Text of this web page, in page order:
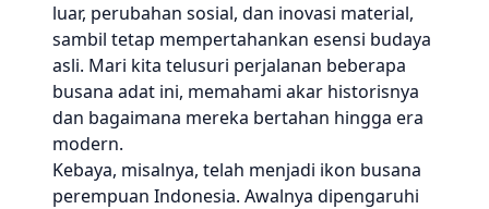
luar, perubahan sosial, dan inovasi material,
sambil tetap mempertahankan esensi budaya
asli. Mari kita telusuri perjalanan beberapa
busana adat ini, memahami akar historisnya
dan bagaimana mereka bertahan hingga era
modern.
Kebaya, misalnya, telah menjadi ikon busana
perempuan Indonesia. Awalnya dipengaruhi